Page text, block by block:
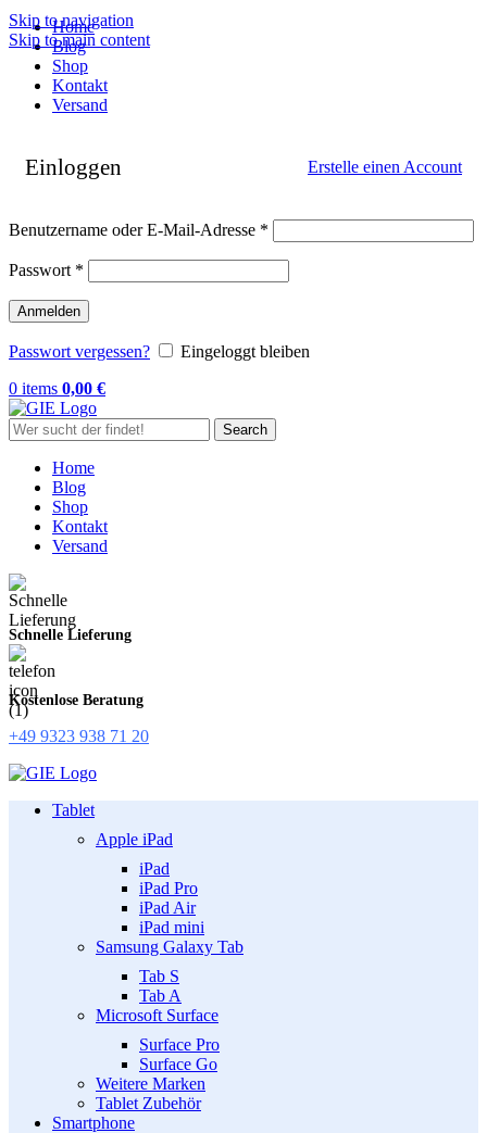
Skip to navigation
Skip to main content
Home
Blog
Shop
Kontakt
Versand
Einloggen Erstelle einen Account
Benutzername oder E-Mail-Adresse *
Passwort *
Anmelden
Passwort vergessen?
Eingeloggt bleiben
0 items 0,00 €
Search
Home
Blog
Shop
Kontakt
Versand
Schnelle Lieferung
Kostenlose Beratung
+49 9323 938 71 20
Tablet
Apple iPad
iPad
iPad Pro
iPad Air
iPad mini
Samsung Galaxy Tab
Tab S
Tab A
Microsoft Surface
Surface Pro
Surface Go
Weitere Marken
Tablet Zubehör
Smartphone